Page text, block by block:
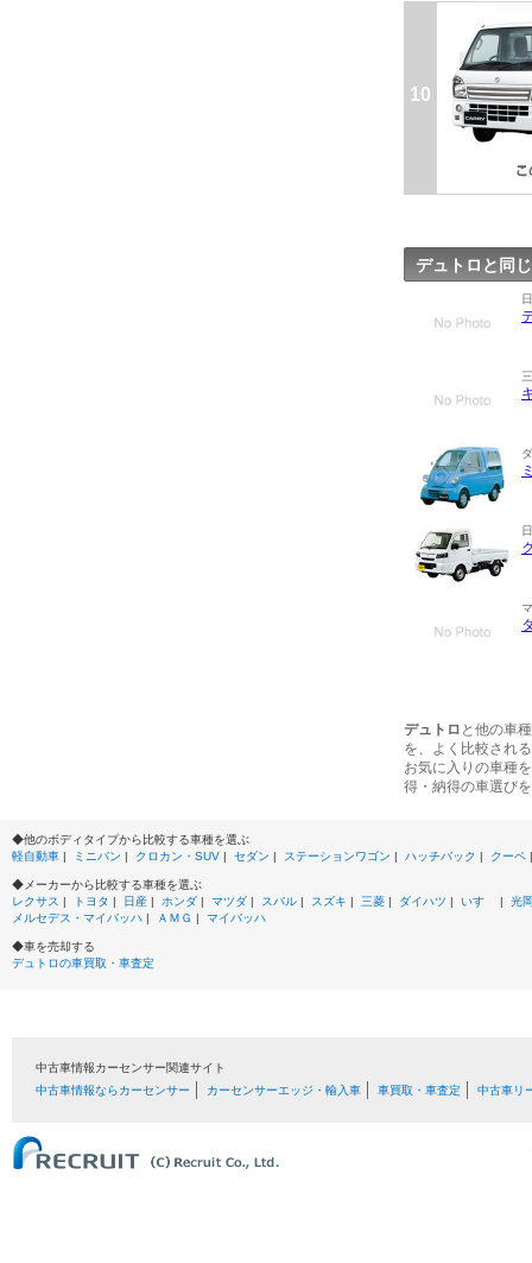
10
デュトロと同
デュトロ と他の車
を、よく比較され
お気に入りの車種
得・納得の車選び
◆他のボディタイプから比較する車種を選ぶ
軽自動車 | ミニバン | クロカン・SUV | セダン | ステーションワゴン | ハッチバック | クーペ
◆メーカーから比較する車種を選ぶ
レクサス | トヨタ | 日産 | ホンダ | マツダ | スバル | スズキ | 三菱 | ダイハツ | いすゞ |
光
メルセデス・マイバッハ | ＡＭＧ | マイバッハ
◆車を売却する
デュトロの車買取・車査定
中古車情報カーセンサー関連サイト
中古車情報ならカーセンサー
カーセンサーエッジ・輸入車 車買取・車査定 中古車リ